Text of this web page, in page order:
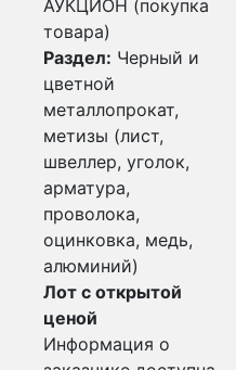
АУКЦИОН (покупка
товара)
Раздел: Черный и
цветной
металлопрокат,
метизы (лист,
швеллер, уголок,
арматура,
проволока,
оцинковка, медь,
алюминий)
Лот с открытой
ценой
Информация о